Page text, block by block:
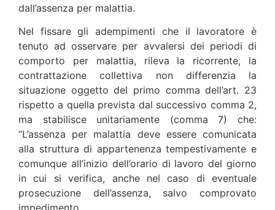
dall’assenza per malattia.
Nel fissare gli adempimenti che il lavoratore è
tenuto ad osservare per avvalersi dei periodi di
comporto per malattia, rileva la ricorrente, la
contrattazione collettiva non differenzia la
situazione oggetto del primo comma dell’art. 23
rispetto a quella prevista dal successivo comma 2,
ma stabilisce unitariamente (comma 7) che:
“L’assenza per malattia deve essere comunicata
alla struttura di appartenenza tempestivamente e
comunque all’inizio dell’orario di lavoro del giorno
in cui si verifica, anche nel caso di eventuale
prosecuzione dell’assenza, salvo comprovato
impedimento.